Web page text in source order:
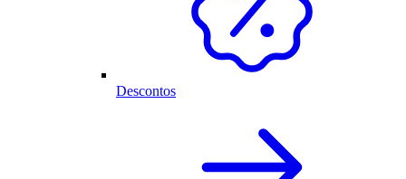
Descontos